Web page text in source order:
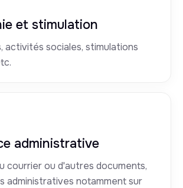
et stimulation
activités sociales, stimulations
administrative
courrier ou d'autres documents,
administratives notamment sur